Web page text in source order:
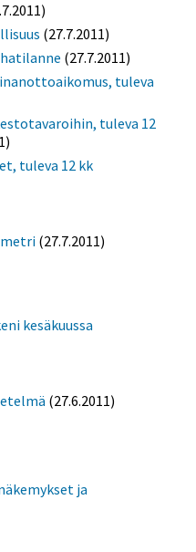
(27.7.2011)
(27.7.2011)
tuleva
tuleva 12
tuleva 12 kk
(27.7.2011)
kesäkuussa
(27.6.2011)
ja